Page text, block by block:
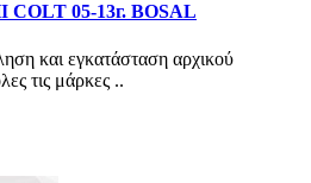
COLT 05-13г. BOSAL
και εγκατάσταση αρχικού
τις μάρκες ..